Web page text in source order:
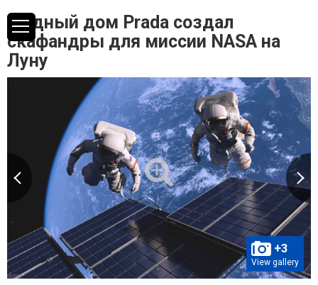
Модный дом Prada создал
скафандры для миссии NASA на
Луну
+3
View gallery